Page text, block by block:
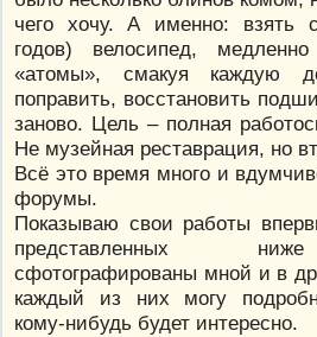
чего хочу. А именно: взять
годов) велосипед,
«атомы», смакуя каждую
поправить, восстановить
заново. Цель – полная
Не музейная реставрация, но
Всё это время много и
форумы.
Показываю свои работы
представленных
сфотографированы мной и в
каждый из них могу
кому-нибудь будет интересно.